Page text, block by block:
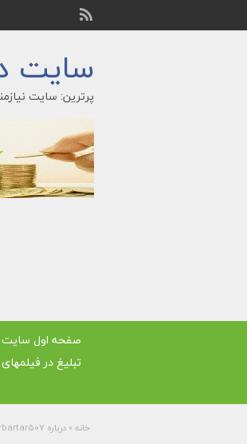
سایت
پرترین: سایت
صفحه اول سایت
تبلیغ در
خانه » درباره mobarbartar507